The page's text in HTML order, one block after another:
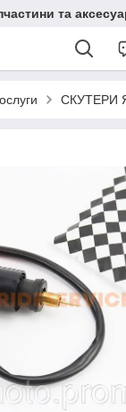
та
СКУТЕРИ